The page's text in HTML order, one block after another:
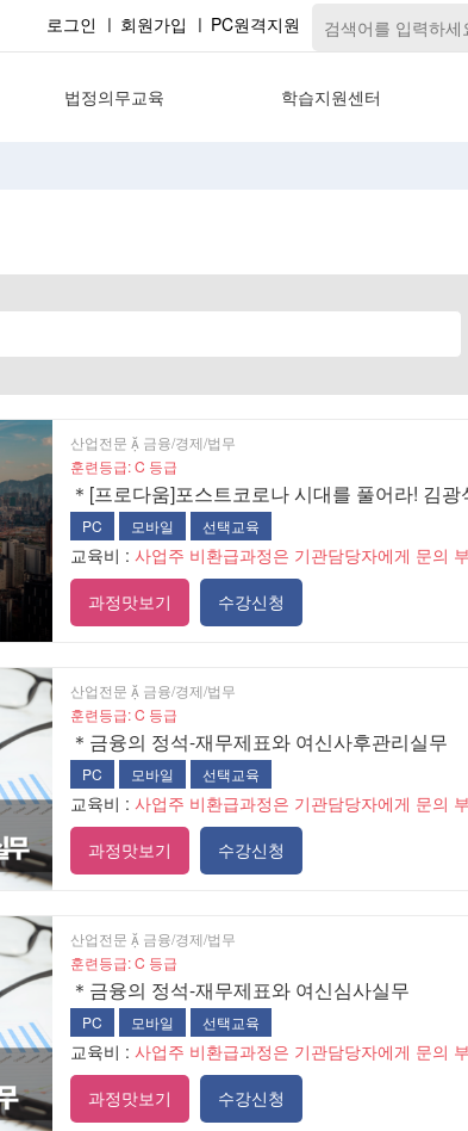
로그인 회원가입 PC원격지원
법정의무교육 학습지원센터
산업전문  금융/경제/법무
훈련등급: C 등급
＊[프로다움]포스트코로나 시대를 풀어라! 김
PC 모바일 선택교육
교육비 : 사업주 비환급과정은 기관담당자에게 문의
과정맛보기
수강신청
산업전문  금융/경제/법무
훈련등급: C 등급
＊금융의 정석-재무제표와 여신사후관리실무
PC 모바일 선택교육
교육비 : 사업주 비환급과정은 기관담당자에게 문의
과정맛보기
수강신청
산업전문  금융/경제/법무
훈련등급: C 등급
＊금융의 정석-재무제표와 여신심사실무
PC 모바일 선택교육
교육비 : 사업주 비환급과정은 기관담당자에게 문의
과정맛보기
수강신청